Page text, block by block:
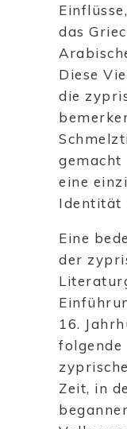
das
Diese
die
gemacht
eine
Identität
Eine
der
16.
folgende
Zeit, in